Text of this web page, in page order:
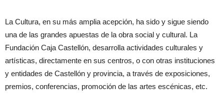
La Cultura, en su más amplia acepción, ha sido y sigue siendo
una de las grandes apuestas de la obra social y cultural. La
Fundación Caja Castellón, desarrolla actividades culturales y
artísticas, directamente en sus centros, o con otras instituciones
y entidades de Castellón y provincia, a través de exposiciones,
premios, conferencias, promoción de las artes escénicas, etc.